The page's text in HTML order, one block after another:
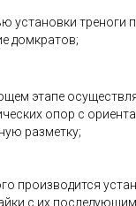
установки треноги
домкратов;
этапе
опор с
разметку;
производится
с их